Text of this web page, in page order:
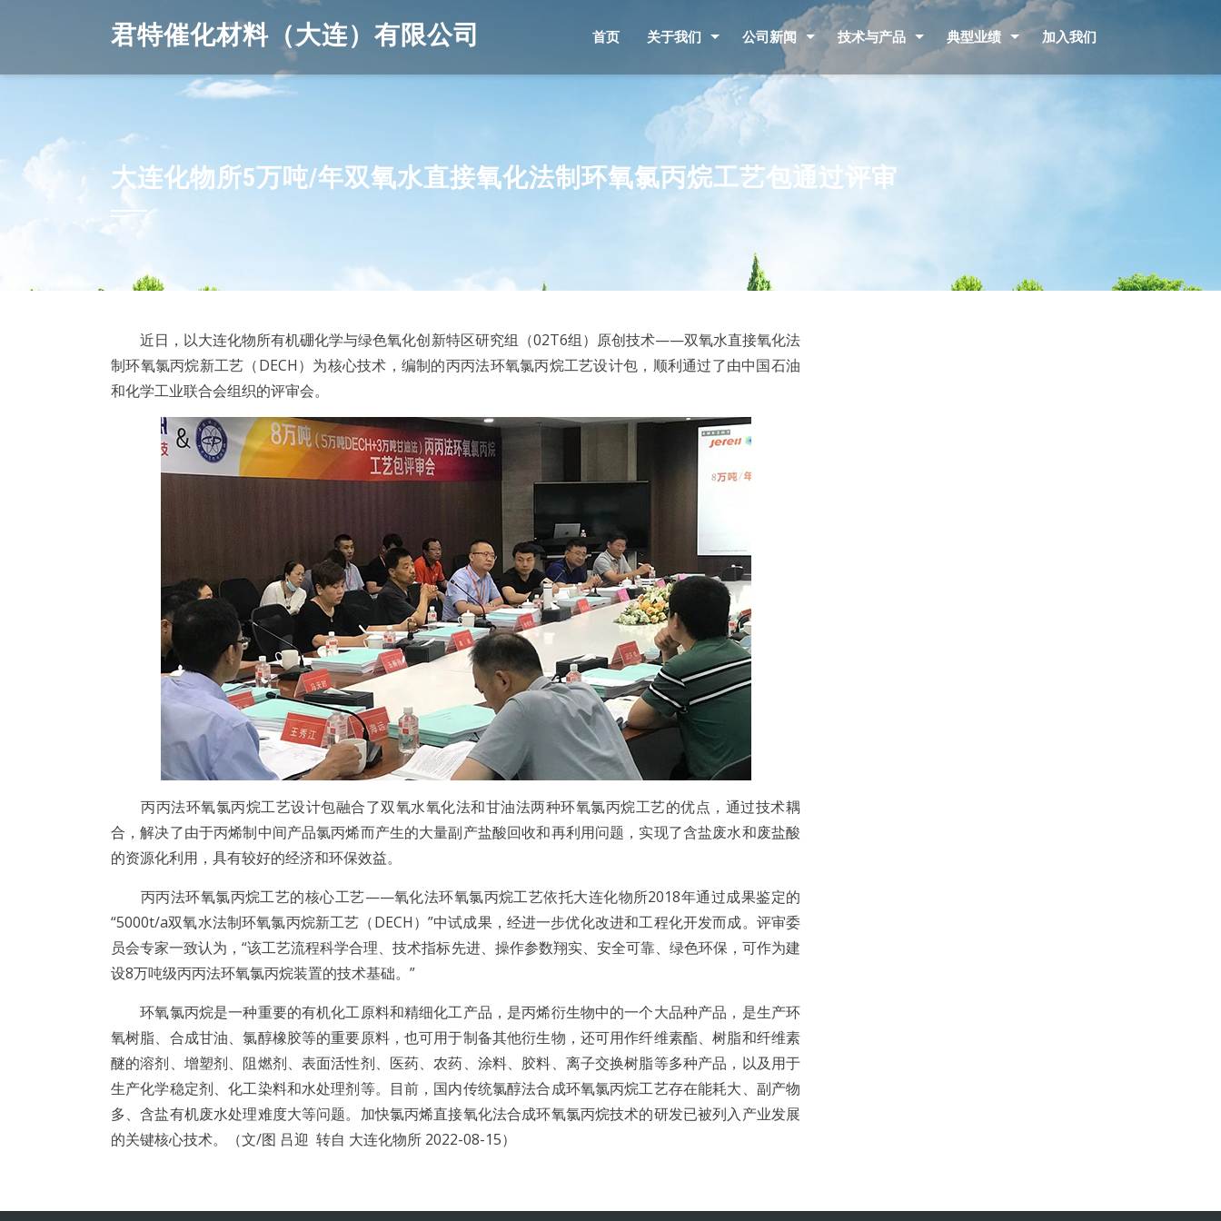
君特催化材料（大连）有限公司 首页 关于我们 公司新闻 技术与产品 典型业绩 加入我们
大连化物所5万吨/年双氧水直接氧化法制环氧氯丙烷工艺包通过评审
近日，以大连化物所有机硼化学与绿色氧化创新特区研究组（02T6组）原创技术——双氧水直接氧化法
制环氧氯丙烷新工艺（DECH）为核心技术，编制的丙丙法环氧氯丙烷工艺设计包，顺利通过了由中国石油
和化学工业联合会组织的评审会。
丙丙法环氧氯丙烷工艺设计包融合了双氧水氧化法和甘油法两种环氧氯丙烷工艺的优点，通过技术耦
合，解决了由于丙烯制中间产品氯丙烯而产生的大量副产盐酸回收和再利用问题，实现了含盐废水和废盐酸
的资源化利用，具有较好的经济和环保效益。
丙丙法环氧氯丙烷工艺的核心工艺——氧化法环氧氯丙烷工艺依托大连化物所2018年通过成果鉴定的
“5000t/a双氧水法制环氧氯丙烷新工艺（DECH）”中试成果，经进一步优化改进和工程化开发而成。评审委
员会专家一致认为，“该工艺流程科学合理、技术指标先进、操作参数翔实、安全可靠、绿色环保，可作为建
设8万吨级丙丙法环氧氯丙烷装置的技术基础。”
环氧氯丙烷是一种重要的有机化工原料和精细化工产品，是丙烯衍生物中的一个大品种产品，是生产环
氧树脂、合成甘油、氯醇橡胶等的重要原料，也可用于制备其他衍生物，还可用作纤维素酯、树脂和纤维素
醚的溶剂、增塑剂、阻燃剂、表面活性剂、医药、农药、涂料、胶料、离子交换树脂等多种产品，以及用于
生产化学稳定剂、化工染料和水处理剂等。目前，国内传统氯醇法合成环氧氯丙烷工艺存在能耗大、副产物
多、含盐有机废水处理难度大等问题。加快氯丙烯直接氧化法合成环氧氯丙烷技术的研发已被列入产业发展
的关键核心技术。（文/图 吕迎 转自 大连化物所 2022-08-15）